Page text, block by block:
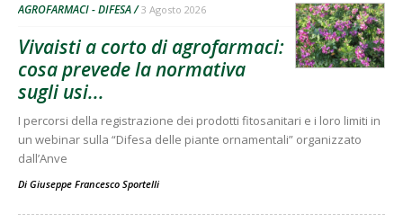
AGROFARMACI - DIFESA 3 Agosto 2026
Vivaisti a corto di agrofarmaci:
cosa prevede la normativa
sugli usi...
I percorsi della registrazione dei prodotti fitosanitari e i loro limiti in
un webinar sulla “Difesa delle piante ornamentali” organizzato
dall’Anve
Di Giuseppe Francesco Sportelli